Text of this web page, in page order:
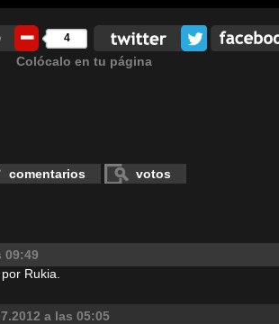
4
Colócalo en tu página
comentarios votos
09:49
Rukia.
a las 05:05